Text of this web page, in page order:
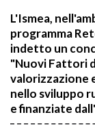
L'Ismea,
programma
indetto un
"Nuovi Fattori
valorizzazione
nello sviluppo
e finanziate